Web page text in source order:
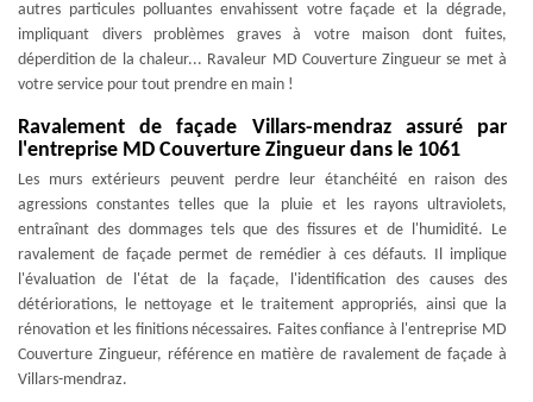
autres particules polluantes envahissent votre façade et la dégrade,
impliquant divers problèmes graves à votre maison dont fuites,
déperdition de la chaleur... Ravaleur MD Couverture Zingueur se met à
votre service pour tout prendre en main !
Ravalement de façade Villars-mendraz assuré par
l'entreprise MD Couverture Zingueur dans le 1061
Les murs extérieurs peuvent perdre leur étanchéité en raison des
agressions constantes telles que la pluie et les rayons ultraviolets,
entraînant des dommages tels que des fissures et de l'humidité. Le
ravalement de façade permet de remédier à ces défauts. Il implique
l'évaluation de l'état de la façade, l'identification des causes des
détériorations, le nettoyage et le traitement appropriés, ainsi que la
rénovation et les finitions nécessaires. Faites confiance à l'entreprise MD
Couverture Zingueur, référence en matière de ravalement de façade à
Villars-mendraz.